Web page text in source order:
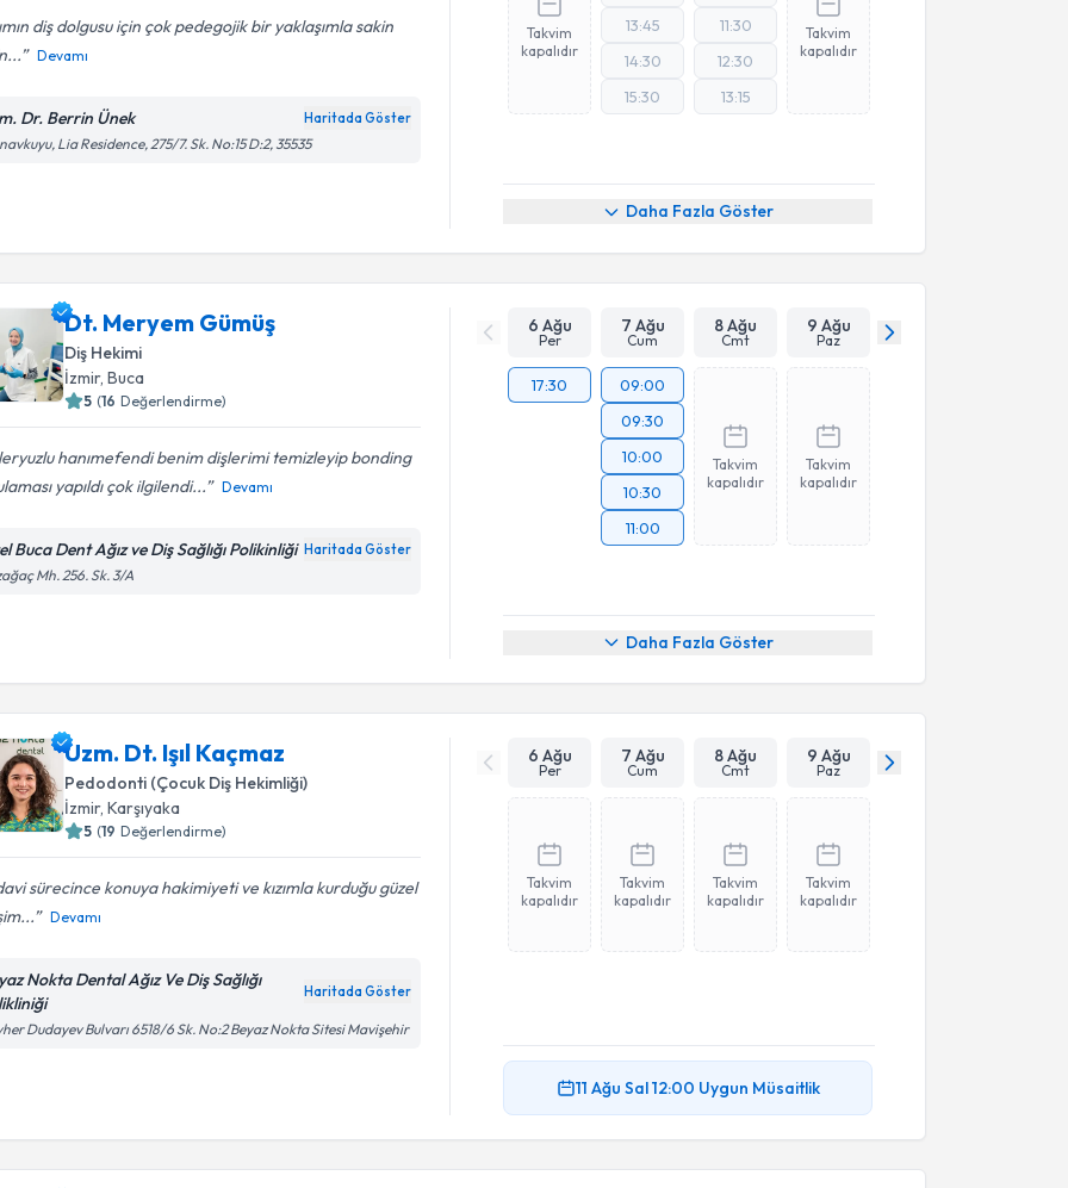
diş dolgusu için çok pedegojik bir yaklaşımla sakin
Devamı
Dr. Berrin Ünek Haritada Göster
Lia Residence, 275/7. Sk. No:15 D:2, 35535
Takvim
kapalıdır
13:45
14:30
15:30
11:30
12:30
13:15
Takvim
kapalıdır
Daha Fazla Göster
Dt. Meryem Gümüş
Diş Hekimi
İzmir, Buca
5 (16 Değerlendirme)
hanımefendi benim dişlerimi temizleyip bonding
yapıldı çok ilgilendi...
Devamı
Buca Dent Ağız ve Diş Sağlığı Polikinliği Haritada Göster
Mh. 256. Sk. 3/A
6 Ağu
Per
7 Ağu
Cum
8 Ağu
Cmt
9 Ağu
Paz
17:30
09:00
09:30
10:00
10:30
11:00
Takvim
kapalıdır
Takvim
kapalıdır
Daha Fazla Göster
Uzm. Dt. Işıl Kaçmaz
Pedodonti (Çocuk Diş Hekimliği)
İzmir, Karşıyaka
5 (19 Değerlendirme)
sürecince konuya hakimiyeti ve kızımla kurduğu güzel
Devamı
Nokta Dental Ağız Ve Diş Sağlığı
Haritada Göster
Dudayev Bulvarı 6518/6 Sk. No:2 Beyaz Nokta Sitesi Mavişehir
6 Ağu
Per
7 Ağu
Cum
8 Ağu
Cmt
9 Ağu
Paz
Takvim
kapalıdır
Takvim
kapalıdır
Takvim
kapalıdır
Takvim
kapalıdır
11 Ağu Sal12:00 Uygun Müsaitlik